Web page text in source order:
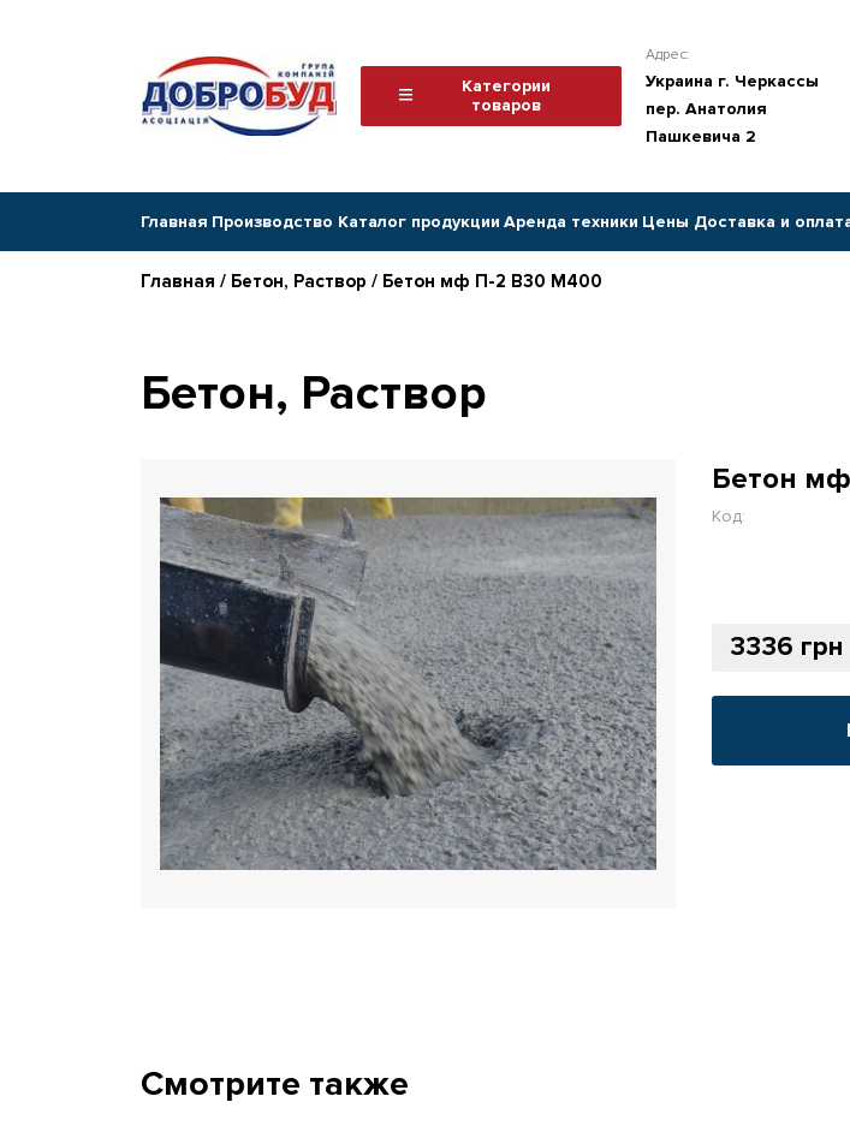
Категории
товаров
Адрес:
Украина г. Черкассы
пер. Анатолия
Пашкевича 2
Главная Производство Каталог продукции Аренда техники Цены Доставка и
Главная / Бетон, Раствор / Бетон мф П-2 В30 М400
Бетон, Раствор
Бетон
Код:
3336 грн
Смотрите также